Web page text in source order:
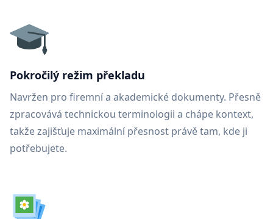
Pokročilý režim překladu
Navržen pro firemní a akademické dokumenty. Přesně
zpracovává technickou terminologii a chápe kontext,
takže zajišťuje maximální přesnost právě tam, kde ji
potřebujete.